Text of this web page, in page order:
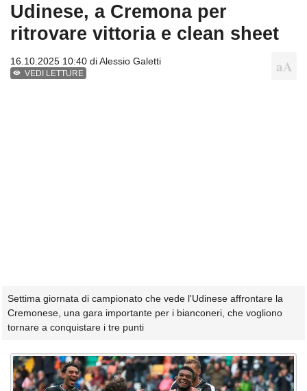
Udinese, a Cremona per
ritrovare vittoria e clean sheet
16.10.2025 10:40 diAlessio Galetti
VEDI LETTURE
Settima giornata di campionato che vede l'Udinese affrontare la
Cremonese, una gara importante per i bianconeri, che vogliono
tornare a conquistare i tre punti